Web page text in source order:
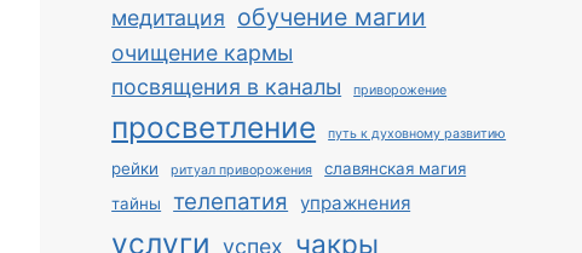
медитация обучение магии
очищение кармы
посвящения в каналы
приворожение
просветление путь к духовному развитию
рейки ритуал приворожения
славянская магия
тайны
телепатия упражнения
услуги успех чакры